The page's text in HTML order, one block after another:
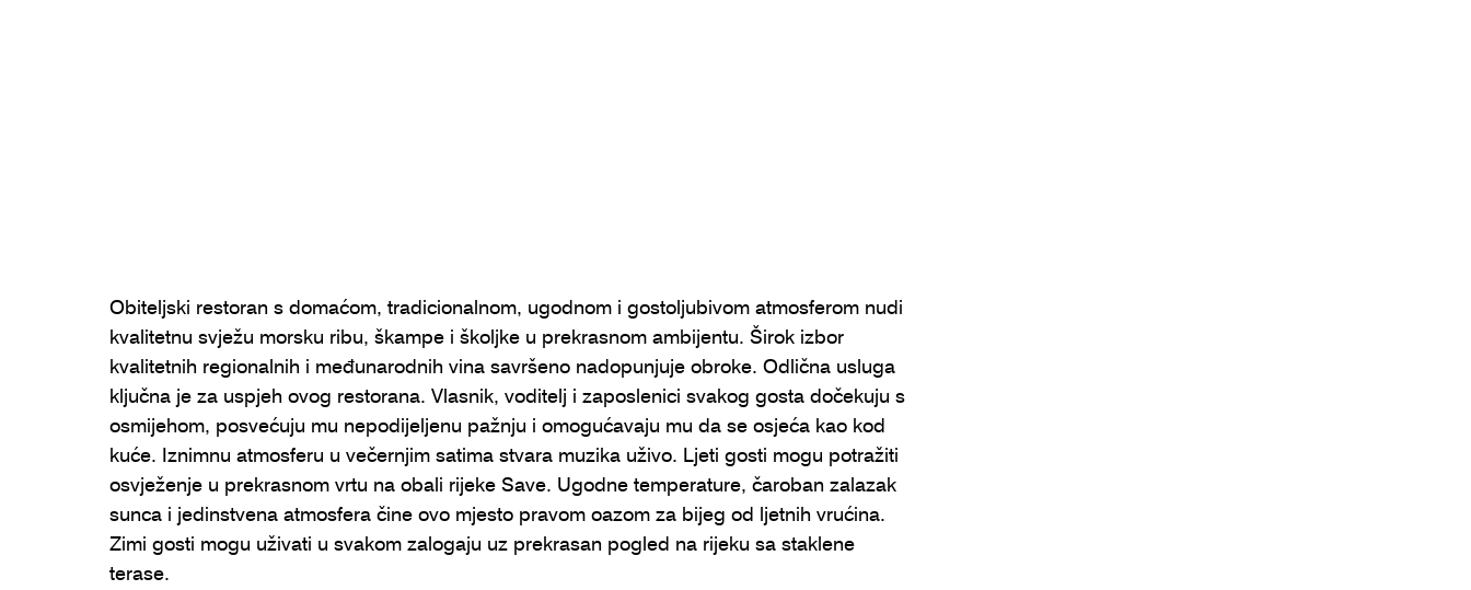
Obiteljski restoran s domaćom, tradicionalnom, ugodnom i gostoljubivom atmosferom nudi
kvalitetnu svježu morsku ribu, škampe i školjke u prekrasnom ambijentu. Širok izbor
kvalitetnih regionalnih i međunarodnih vina savršeno nadopunjuje obroke. Odlična usluga
ključna je za uspjeh ovog restorana. Vlasnik, voditelj i zaposlenici svakog gosta dočekuju s
osmijehom, posvećuju mu nepodijeljenu pažnju i omogućavaju mu da se osjeća kao kod
kuće. Iznimnu atmosferu u večernjim satima stvara muzika uživo. Ljeti gosti mogu potražiti
osvježenje u prekrasnom vrtu na obali rijeke Save. Ugodne temperature, čaroban zalazak
sunca i jedinstvena atmosfera čine ovo mjesto pravom oazom za bijeg od ljetnih vrućina.
Zimi gosti mogu uživati u svakom zalogaju uz prekrasan pogled na rijeku sa staklene
terase.